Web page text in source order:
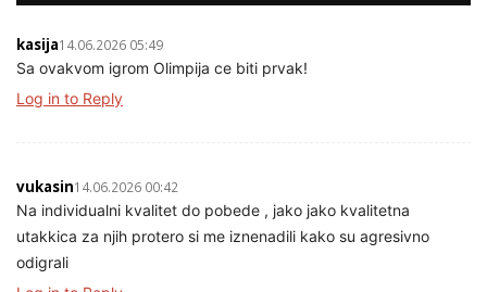
kasija14.06.2026 05:49
Sa ovakvom igrom Olimpija ce biti prvak!
Log in to Reply
vukasin14.06.2026 00:42
Na individualni kvalitet do pobede , jako jako kvalitetna
utakkica za njih protero si me iznenadili kako su agresivno
odigrali